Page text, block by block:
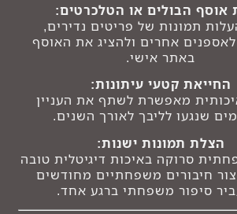
אוסף הבולים או הטלכרטים:
תמונות של פריטים נדירים,
אחרים ולהציג את האוסף
באתר אישי.
החייאת קטעי עיתונות:
מאפשרת לשתף את העניין
שנגעו לליבך לאורך השנים.
הצלת תמונות ישנות:
סרוקה באיכות דיגיטלית טובה
חיבורים משפחתיים מחודשים
סיפור משפחתי ברגע אחד.